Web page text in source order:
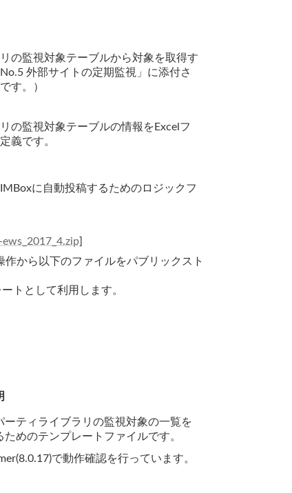
の監視対象テーブルから対象を取得す
外部サイトの定期監視」に添付さ
す。）
の監視対象テーブルの情報をExcelフ
義です。
に自動投稿するためのロジックフ
]
から以下のファイルをパブリックスト
トとして利用します。
ーティライブラリの監視対象の一覧を
ためのテンプレートファイルです。
で動作確認を行っています。